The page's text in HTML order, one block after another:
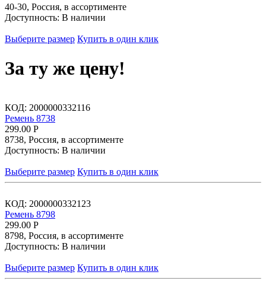
40-30, Россия, в ассортименте
Доступность: В наличии
Выберите размер Купить в один клик
За ту же цену!
КОД: 2000000332116
Ремень 8738
299.00 Р
8738, Россия, в ассортименте
Доступность: В наличии
Выберите размер Купить в один клик
КОД: 2000000332123
Ремень 8798
299.00 Р
8798, Россия, в ассортименте
Доступность: В наличии
Выберите размер Купить в один клик